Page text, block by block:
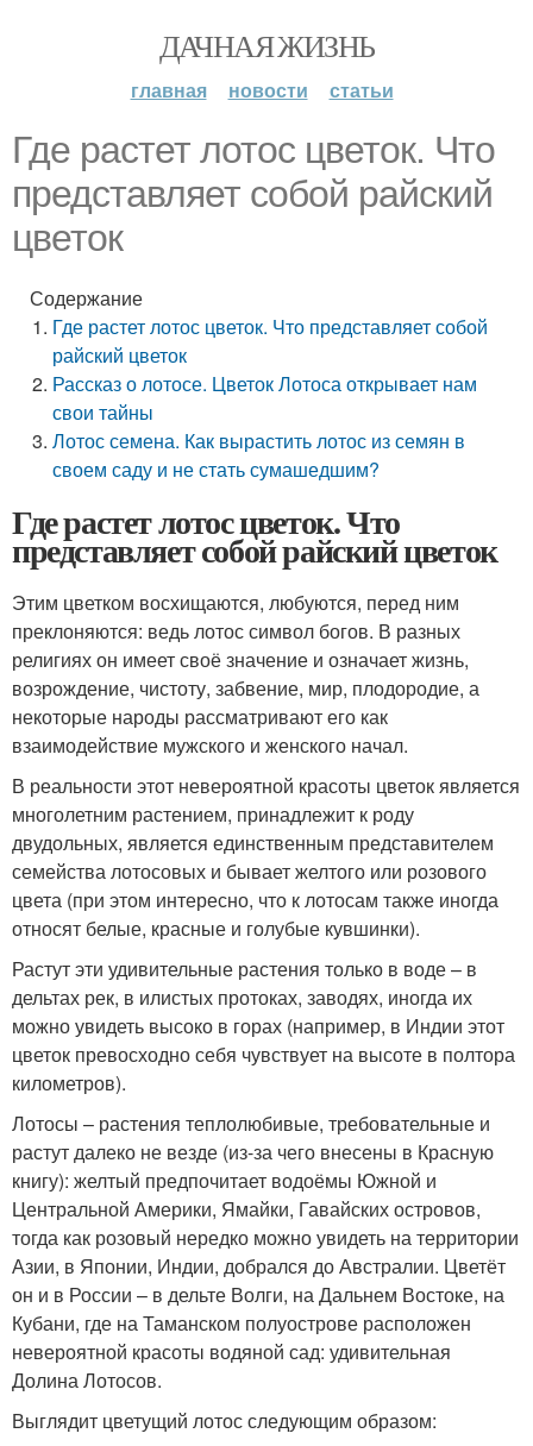
ДАЧНАЯ ЖИЗНЬ
главная новости статьи
Где растет лотос цветок. Что
представляет собой райский
цветок
Содержание
Где растет лотос цветок. Что представляет собой
райский цветок
Рассказ о лотосе. Цветок Лотоса открывает нам
свои тайны
Лотос семена. Как вырастить лотос из семян в
своем саду и не стать сумашедшим?
Где растет лотос цветок. Что
представляет собой райский цветок
Этим цветком восхищаются, любуются, перед ним
преклоняются: ведь лотос символ богов. В разных
религиях он имеет своё значение и означает жизнь,
возрождение, чистоту, забвение, мир, плодородие, а
некоторые народы рассматривают его как
взаимодействие мужского и женского начал.
В реальности этот невероятной красоты цветок является
многолетним растением, принадлежит к роду
двудольных, является единственным представителем
семейства лотосовых и бывает желтого или розового
цвета (при этом интересно, что к лотосам также иногда
относят белые, красные и голубые кувшинки).
Растут эти удивительные растения только в воде – в
дельтах рек, в илистых протоках, заводях, иногда их
можно увидеть высоко в горах (например, в Индии этот
цветок превосходно себя чувствует на высоте в полтора
километров).
Лотосы – растения теплолюбивые, требовательные и
растут далеко не везде (из-за чего внесены в Красную
книгу): желтый предпочитает водоёмы Южной и
Центральной Америки, Ямайки, Гавайских островов,
тогда как розовый нередко можно увидеть на территории
Азии, в Японии, Индии, добрался до Австралии. Цветёт
он и в России – в дельте Волги, на Дальнем Востоке, на
Кубани, где на Таманском полуострове расположен
невероятной красоты водяной сад: удивительная
Долина Лотосов.
Выглядит цветущий лотос следующим образом: